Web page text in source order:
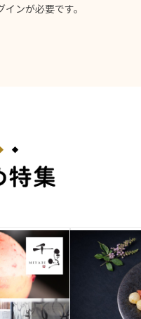
インが必要です。